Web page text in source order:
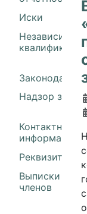
Иски
Независимая
квалификации
Надзор за
Контактная
информация
Реквизиты
Выписки из
членов